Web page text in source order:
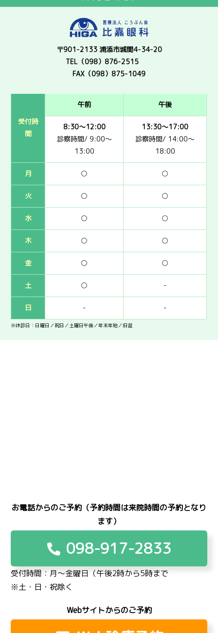
〒901-2133 浦添市城間4-34-20
TEL（098）876-2515
FAX（098）875-1049
受付時
間
午前 午後
8:30～12:00
診察時間/ 9:00～
13:00
13:30～17:00
診察時間/ 14:00～
18:00
月 ○ ○
火 ○ ○
水 ○ ○
木 ○ ○
金 ○ ○
土 ○ -
日 - -
※休診日：日曜日／祝日／土曜日午後／年末年始／旧盆
お電話からのご予約（予約時間は来院時間の予約となり
ます）
098-917-2833
受付時間：月〜金曜日（午後2時から5時まで
※土・日・祝除く
Webサイトからのご予約